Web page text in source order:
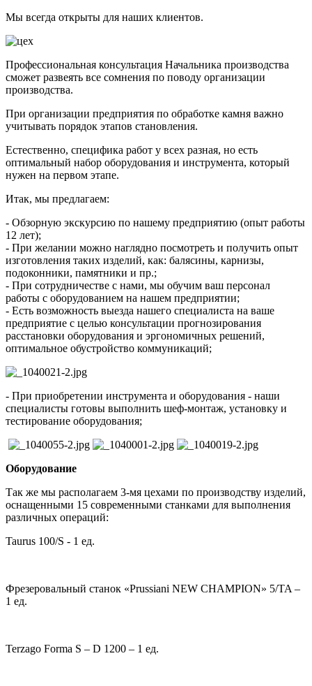
Мы всегда открыты для наших клиентов.
Профессиональная консультация Начальника производства
сможет развеять все сомнения по поводу организации
производства.
При организации предприятия по обработке камня важно
учитывать порядок этапов становления.
Естественно, специфика работ у всех разная, но есть
оптимальный набор оборудования и инструмента, который
нужен на первом этапе.
Итак, мы предлагаем:
- Обзорную экскурсию по нашему предприятию (опыт работы
12 лет);
- При желании можно наглядно посмотреть и получить опыт
изготовления таких изделий, как: балясины, карнизы,
подоконники, памятники и пр.;
- При сотрудничестве с нами, мы обучим ваш персонал
работы с оборудованием на нашем предприятии;
- Есть возможность выезда нашего специалиста на ваше
предприятие с целью консультации прогнозирования
расстановки оборудования и эргономичных решений,
оптимальное обустройство коммуникаций;
- При приобретении инструмента и оборудования - наши
специалисты готовы выполнить шеф-монтаж, установку и
тестирование оборудования;
Оборудование
Так же мы располагаем 3-мя цехами по производству изделий,
оснащенными 15 современными станками для выполнения
различных операций:
Taurus 100/S - 1 ед.
Фрезеровальный станок «Prussiani NEW CHAMPION» 5/TA –
1 ед.
Terzago Forma S – D 1200 – 1 ед.